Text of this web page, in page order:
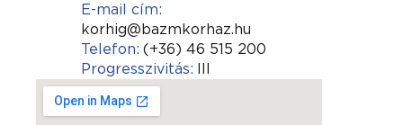
E-mail cím:
korhig@bazmkorhaz.hu
Telefon: (+36) 46 515 200
Progresszivitás: III